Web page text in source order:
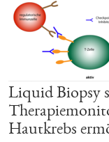
Liquid Biopsy
Hautkrebs